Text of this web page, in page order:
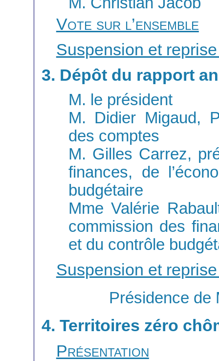
Vote sur l’ensemble
Suspension et
3. Dépôt du rapport
M. le président
M. Didier Migaud,
des comptes
M. Gilles Carrez,
finances, de
budgétaire
Mme Valérie
commission des
et du contrôle
Suspension et
Présidence de
4. Territoires zéro
Présentation